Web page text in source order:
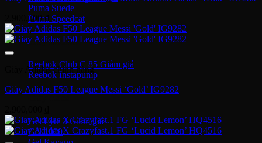
Puma Suede
Puma Speedcat
Giày Reebok
Reebok Club C 85
Reebok Instapump
Gel Lyte 3
Gel 1090
2,900,000₫
Giày Adidas chính hãng
Giày Adidas F50 League Messi ‘Gold’ IG9282